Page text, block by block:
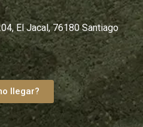
El Jacal, 76180 Santiago
llegar?